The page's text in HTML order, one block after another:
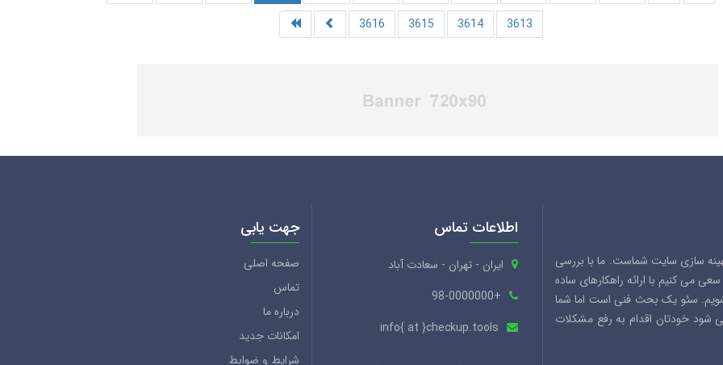
3613
3614
3615
3616
سازی سایت شماست. ما با بررسی
می کنیم با ارائه راهکارهای ساده
سئو یک بحث فنی است اما شما
شود خودتان اقدام به رفع مشکلات
اطلاعات تماس
ایران - تهران - سعادت آباد
+98-0000000
info{ at }checkup.tools
جهت یابی
صفحه اصلی
تماس
درباره ما
امکانات جدید
شرایط و ضوابط